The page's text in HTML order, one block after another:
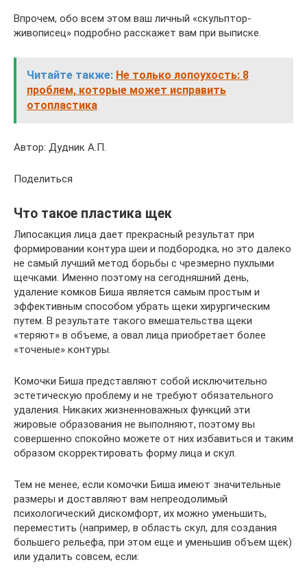
Впрочем, обо всем этом ваш личный «скульптор-
живописец» подробно расскажет вам при выписке.
Читайте также: Не только лопоухость: 8
проблем, которые может исправить
отопластика
Автор: Дудник А.П.
Поделиться
Что такое пластика щек
Липосакция лица дает прекрасный результат при
формировании контура шеи и подбородка, но это далеко
не самый лучший метод борьбы с чрезмерно пухлыми
щечками. Именно поэтому на сегодняшний день,
удаление комков Биша является самым простым и
эффективным способом убрать щеки хирургическим
путем. В результате такого вмешательства щеки
«теряют» в объеме, а овал лица приобретает более
«точеные» контуры.
Комочки Биша представляют собой исключительно
эстетическую проблему и не требуют обязательного
удаления. Никаких жизненноважных функций эти
жировые образования не выполняют, поэтому вы
совершенно спокойно можете от них избавиться и таким
образом скорректировать форму лица и скул.
Тем не менее, если комочки Биша имеют значительные
размеры и доставляют вам непреодолимый
психологический дискомфорт, их можно уменьшить,
переместить (например, в область скул, для создания
большего рельефа, при этом еще и уменьшив объем щек)
или удалить совсем, если: